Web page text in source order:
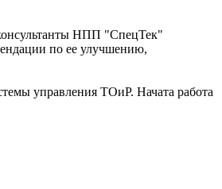
НПП "СпецТек"
по ее улучшению,
управления ТОиР. Начата работа